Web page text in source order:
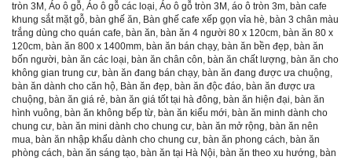
tròn 3M , Áo ô gỗ, Áo ô gỗ các loại, Áo ô gỗ tròn 3M , áo ô tròn 3m, bàn cafe
khung sắt mặt gỗ, bàn ghế ăn, Bàn ghế cafe xếp gọn vỉa hè, bàn 3 chân màu
trắng dùng cho quán cafe, bàn ăn, bàn ăn 4 người 80 x 120cm, bàn ăn 80 x
120cm, bàn ăn 800 x 1400mm, bàn ăn bán chạy, bàn ăn bền đẹp, bàn ăn
bốn người, bàn ăn các loại, bàn ăn chân côn, bàn ăn chất lượng, bàn ăn cho
không gian trung cư, bàn ăn đang bán chạy, bàn ăn đang được ưa chuộng,
bàn ăn dành cho căn hộ, Bàn ăn đẹp, bàn ăn độc đáo, bàn ăn được ưa
chuộng, bàn ăn giá rẻ, bàn ăn giá tốt tại hà đông, bàn ăn hiện đại, bàn ăn
hình vuông, bàn ăn không bếp từ, bàn ăn kiểu mới, bàn ăn minh dành cho
chung cư, bàn ăn mini dành cho chung cư, bàn ăn mở rộng, bàn ăn nên
mua, bàn ăn nhập khẩu dành cho chung cư, bàn ăn phong cách, bàn ăn
phòng cách, bàn ăn sáng tạo, bàn ăn tại Hà Nội, bàn ăn theo xu hướng, bàn